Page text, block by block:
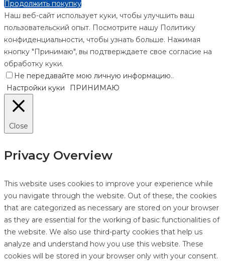
Продолжить покупку
Наш веб-сайт использует куки, чтобы улучшить ваш
пользовательский опыт. Посмотрите нашу Политику
конфиденциальности, чтобы узнать больше. Нажимая
кнопку "Принимаю", вы подтверждаете свое согласие на
обработку куки.
Не передавайте мою личную информацию..
Настройки куки
ПРИНИМАЮ
Close
Privacy Overview
This website uses cookies to improve your experience while
you navigate through the website. Out of these, the cookies
that are categorized as necessary are stored on your browser
as they are essential for the working of basic functionalities of
the website. We also use third-party cookies that help us
analyze and understand how you use this website. These
cookies will be stored in your browser only with your consent.